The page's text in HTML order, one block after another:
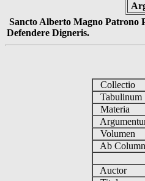
Sancto Alberto Magno Patrono
Defendere Digneris.
Collectio
Tabulinum
Materia
Volumen
Ab
Auctor